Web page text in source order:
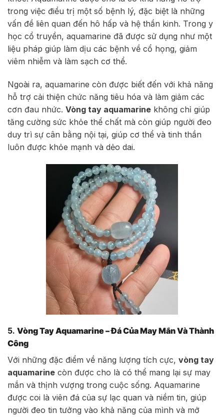
trong việc điều trị một số bệnh lý, đặc biệt là những
vấn đề liên quan đến hô hấp và hệ thần kinh. Trong y
học cổ truyền, aquamarine đã được sử dụng như một
liệu pháp giúp làm dịu các bệnh về cổ họng, giảm
viêm nhiễm và làm sạch cơ thể.
Ngoài ra, aquamarine còn được biết đến với khả năng
hỗ trợ cải thiện chức năng tiêu hóa và làm giảm các
cơn đau nhức. Vòng tay aquamarine không chỉ giúp
tăng cường sức khỏe thể chất mà còn giúp người đeo
duy trì sự cân bằng nội tại, giúp cơ thể và tinh thần
luôn được khỏe mạnh và dẻo dai.
5. Vòng Tay Aquamarine – Đá Của May Mắn Và Thành
Công
Với những đặc điểm về năng lượng tích cực, vòng tay
aquamarine còn được cho là có thể mang lại sự may
mắn và thịnh vượng trong cuộc sống. Aquamarine
được coi là viên đá của sự lạc quan và niềm tin, giúp
người đeo tin tưởng vào khả năng của mình và mở